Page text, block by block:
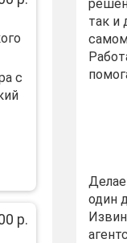
с
р.
так и
один